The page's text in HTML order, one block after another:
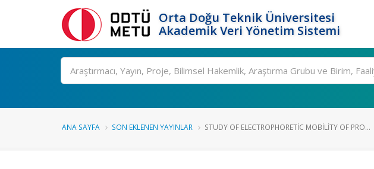
Orta Doğu Teknik Üniversitesi
Akademik Veri Yönetim Sistemi
Ara
ANA SAYFA SON EKLENEN YAYINLAR STUDY OF ELECTROPHORETIC MOBILITY OF PRO...